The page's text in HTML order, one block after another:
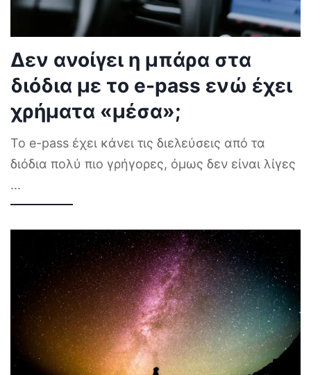
Δεν ανοίγει η μπάρα στα
διόδια με το e-pass ενώ έχει
χρήματα «μέσα»;
Το e-pass έχει κάνει τις διελεύσεις από τα
διόδια πολύ πιο γρήγορες, όμως δεν είναι λίγες
...